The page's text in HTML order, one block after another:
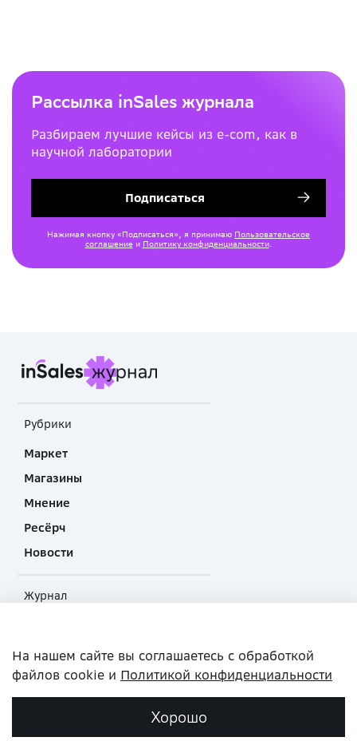
Рассылка inSales журнала
Разбираем лучшие кейсы из e-com, как в
научной лаборатории
Подписаться
Нажимая кнопку «Подписаться», я принимаю Пользовательское
соглашениеи Политику конфиденциальности.
Рубрики
Маркет
Магазины
Мнение
Ресёрч
Новости
Журнал
Прислать материал
Политика конфиденциальности
Сделано в inSales
На нашем сайте вы соглашаетесь с обработкой
файлов cookie и Политикой конфиденциальности
Хорошо